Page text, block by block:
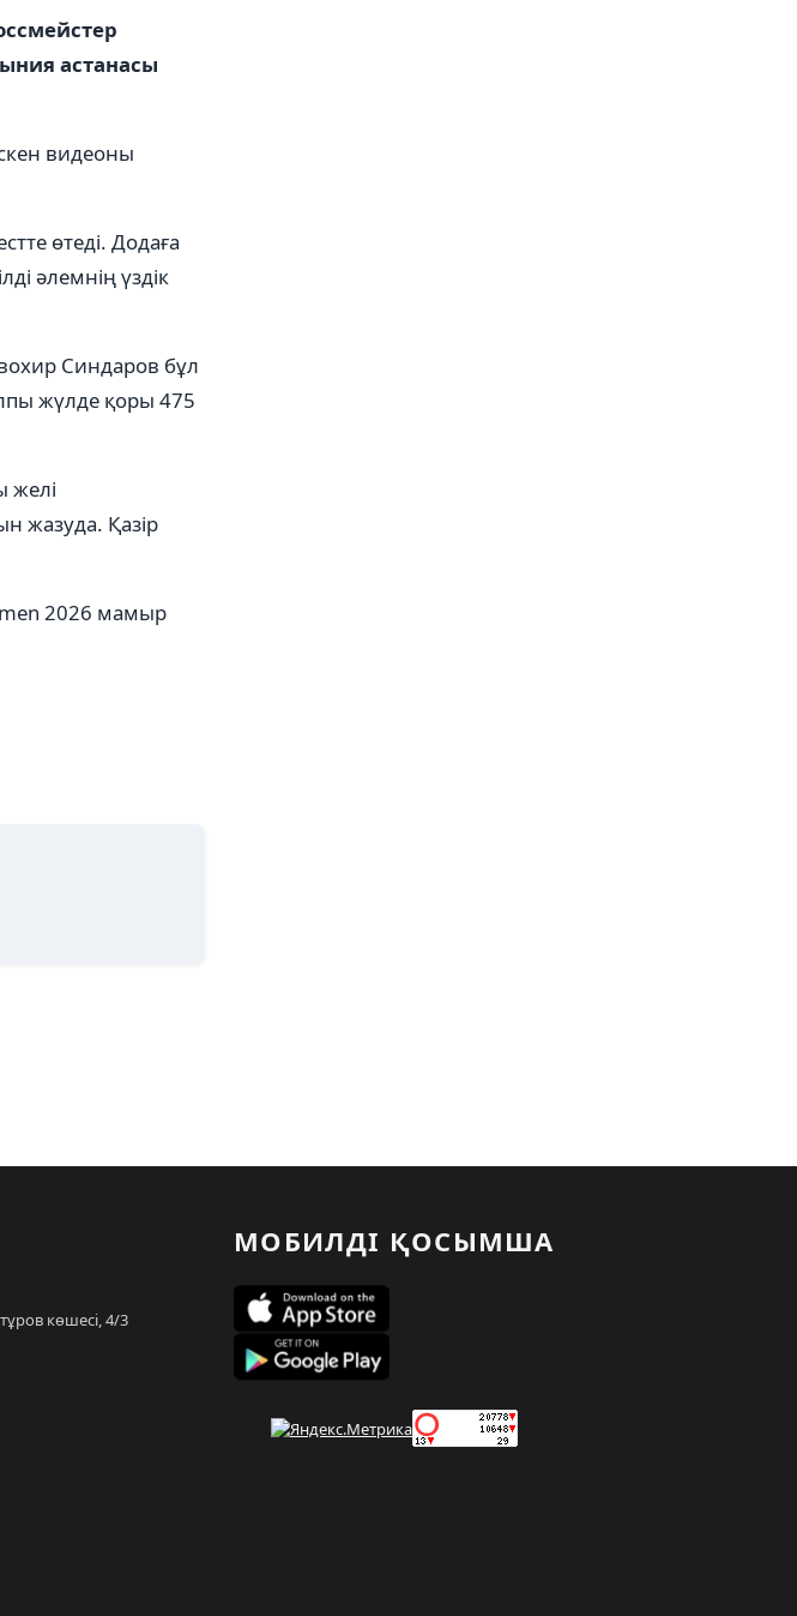
астанасы
видеоны
өтеді. Додаға
әлемнің үздік
Синдаров бұл
жүлде қоры 475
желі
жазуда. Қазір
2026 мамыр
көшесі, 4/3
МОБИЛДІ ҚОСЫМША